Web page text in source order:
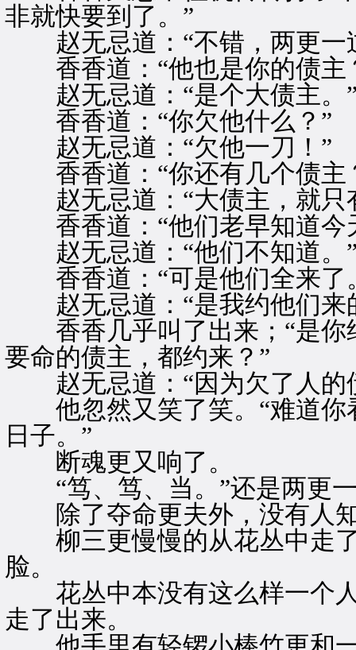
非就快要到了。”
赵无忌道：“不错，两更一
香香道：“他也是你的债主
赵无忌道：“是个大债主。
香香道：“你欠他什么？”
赵无忌道：“欠他一刀！”
香香道：“你还有几个债主
赵无忌道：“大债主，就只
香香道：“他们老早知道今
赵无忌道：“他们不知道。
香香道：“可是他们全来了
赵无忌道：“是我约他们来
香香几乎叫了出来；“是你
要命的债主，都约来？”
赵无忌道：“因为欠了人的
他忽然又笑了笑。“难道你
日子。”
断魂更又响了。
“笃、笃、当。”还是两更一
除了夺命更夫外，没有人
柳三更慢慢的从花丛中走了
脸。
花丛中本没有这么样一个人
走了出来。